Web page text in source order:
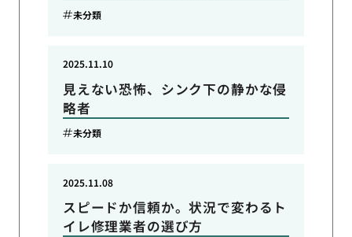
未分類
見えない恐怖、シンク下の静かな侵
略者
2025.11.10
未分類
スピードか信頼か。状況で変わるト
イレ修理業者の選び方
2025.11.08